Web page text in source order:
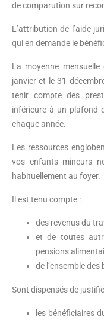
de comparution sur
L’attribution de l’aide
qui en demande le
La moyenne
janvier et le 31
tenir compte des
inférieure à un plafond
chaque année.
Les ressources
vos enfants mineurs
habituellement au foyer.
Il est tenu compte :
des revenus du
et de toutes
pensions
de l’ensemble
Sont dispensés de
les bénéficiaires